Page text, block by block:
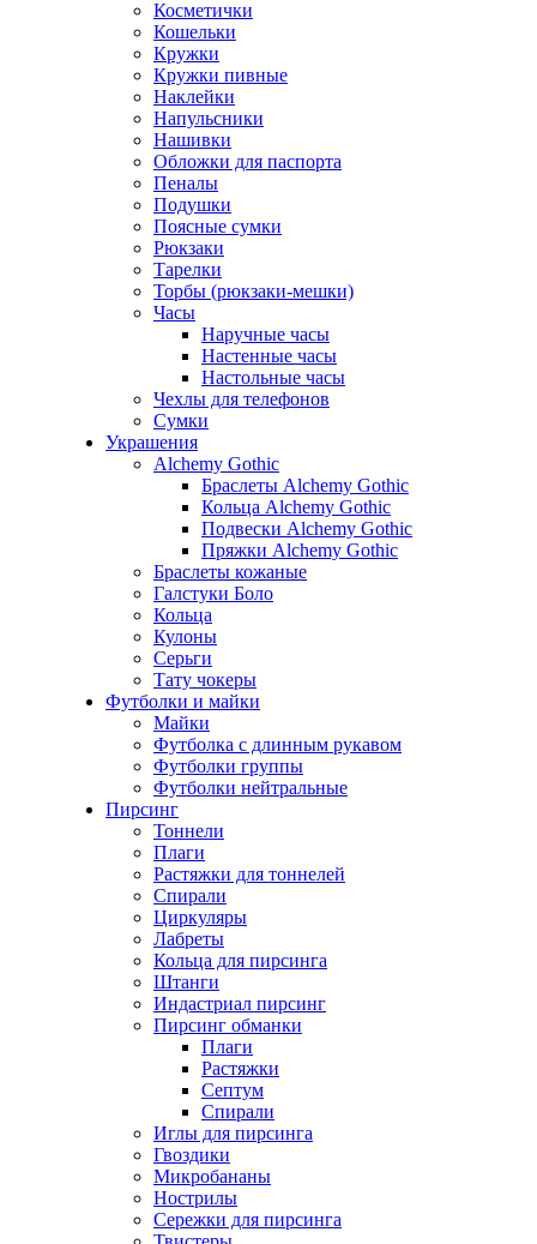
Косметички
Кошельки
Кружки
Кружки пивные
Наклейки
Напульсники
Нашивки
Обложки для паспорта
Пеналы
Подушки
Поясные сумки
Рюкзаки
Тарелки
Торбы (рюкзаки-мешки)
Часы
Наручные часы
Настенные часы
Настольные часы
Чехлы для телефонов
Сумки
Украшения
Alchemy Gothic
Браслеты Alchemy Gothic
Кольца Alchemy Gothic
Подвески Alchemy Gothic
Пряжки Alchemy Gothic
Браслеты кожаные
Галстуки Боло
Кольца
Кулоны
Серьги
Тату чокеры
Футболки и майки
Майки
Футболка с длинным рукавом
Футболки группы
Футболки нейтральные
Пирсинг
Тоннели
Плаги
Растяжки для тоннелей
Спирали
Циркуляры
Лабреты
Кольца для пирсинга
Штанги
Индастриал пирсинг
Пирсинг обманки
Плаги
Растяжки
Септум
Спирали
Иглы для пирсинга
Гвоздики
Микробананы
Нострилы
Сережки для пирсинга